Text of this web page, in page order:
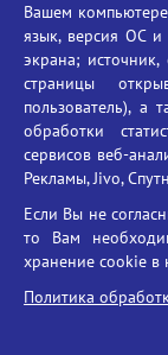
БГУ против наркотиков
Вашем
язык, версия ОС и
экрана;
страницы
пользователь), а
обработки
сервисов веб-
Рекламы, Jivo,
Если Вы не
то Вам
хранение cookie в
Политика